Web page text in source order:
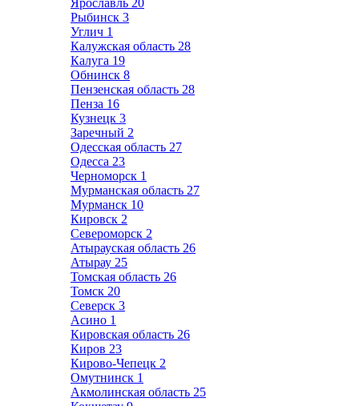
Ярославль 20
Рыбинск 3
Углич 1
Калужская область 28
Калуга 19
Обнинск 8
Пензенская область 28
Пенза 16
Кузнецк 3
Заречный 2
Одесская область 27
Одесса 23
Черноморск 1
Мурманская область 27
Мурманск 10
Кировск 2
Североморск 2
Атырауская область 26
Атырау 25
Томская область 26
Томск 20
Северск 3
Асино 1
Кировская область 26
Киров 23
Кирово-Чепецк 2
Омутнинск 1
Акмолинская область 25